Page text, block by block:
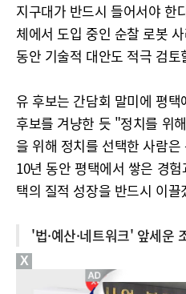
지구대가 반드시 들어서야 한
체에서 도입 중인 순찰 로봇
동안 기술적 대안도 적극 검
유 후보는 간담회 말미에 평
후보를 겨냥한 듯 "정치를 위
을 위해 정치를 선택한 사람
10년 동안 평택에서 쌓은 경
택의 질적 성장을 반드시 이
'법·예산·네트워크' 앞세운
X